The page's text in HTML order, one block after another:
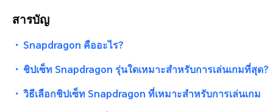
สารบัญ
・ Snapdragon คืออะไร?
・ ชิปเซ็ท Snapdragon รุ่นใดเหมาะสำหรับการเล่นเกมที่สุด?
・ วิธีเลือกชิปเซ็ท Snapdragon ที่เหมาะสำหรับการเล่นเกม